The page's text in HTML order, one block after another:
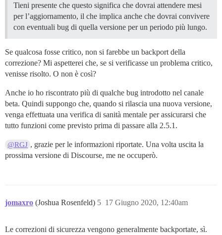
Tieni presente che questo significa che dovrai attendere mesi
per l’aggiornamento, il che implica anche che dovrai convivere
con eventuali bug di quella versione per un periodo più lungo.
Se qualcosa fosse critico, non si farebbe un backport della
correzione? Mi aspetterei che, se si verificasse un problema critico,
venisse risolto. O non è così?
Anche io ho riscontrato più di qualche bug introdotto nel canale
beta. Quindi suppongo che, quando si rilascia una nuova versione,
venga effettuata una verifica di sanità mentale per assicurarsi che
tutto funzioni come previsto prima di passare alla 2.5.1.
@RGJ , grazie per le informazioni riportate. Una volta uscita la
prossima versione di Discourse, me ne occuperò.
jomaxro (Joshua Rosenfeld) 17 Giugno 2020, 12:40am
5
Le correzioni di sicurezza vengono generalmente backportate, sì.